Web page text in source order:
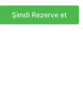
Şimdi Rezerve et